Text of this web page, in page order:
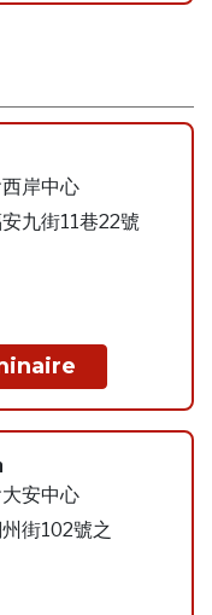
岸中心
九街11巷22號
安中心
街102號之